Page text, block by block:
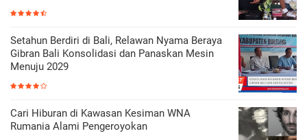
Setahun Berdiri di Bali, Relawan Nyama Beraya
Gibran Bali Konsolidasi dan Panaskan Mesin
Menuju 2029
Cari Hiburan di Kawasan Kesiman WNA
Rumania Alami Pengeroyokan